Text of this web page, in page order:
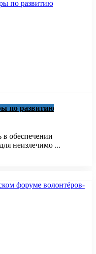
по развитию
в обеспечении
неизлечимо ...